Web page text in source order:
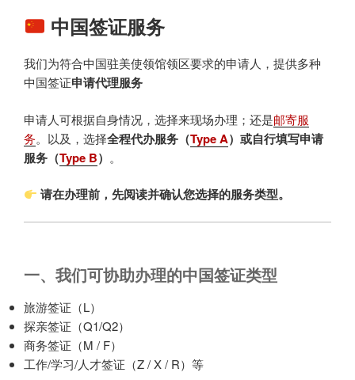
中国签证服务
我们为符合中国驻美使领馆领区要求的申请人，提供多种
中国签证申请代理服务
申请人可根据自身情况，选择来现场办理；还是邮寄服
务。以及，选择全程代办服务（Type A）或自行填写申请
服务（Type B） 。
请在办理前，先阅读并确认您选择的服务类型。
一、我们可协助办理的中国签证类型
旅游签证（L）
探亲签证（Q1/Q2）
商务签证（M / F）
工作/学习/人才签证（Z / X / R）等